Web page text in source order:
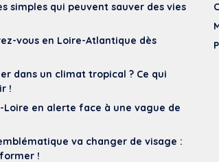
simples qui peuvent sauver des vies
vous en Loire-Atlantique dès
dans un climat tropical ? Ce qui
!
en alerte face à une vague de
va changer de visage :
!